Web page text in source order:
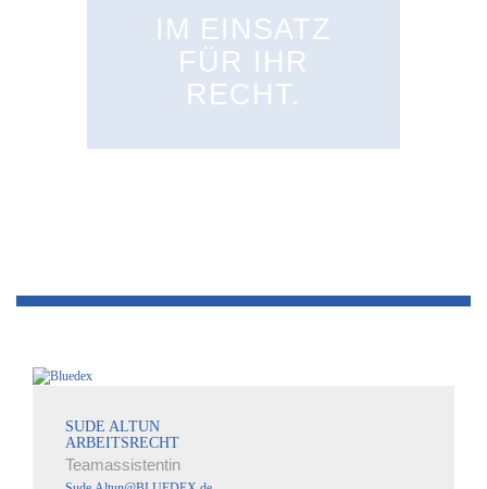
IM EINSATZ
FÜR IHR
RECHT.
SUDE ALTUN
ARBEITSRECHT
Teamassistentin